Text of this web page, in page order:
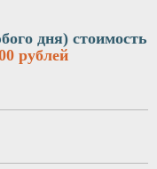
дня) стоимость
рублей